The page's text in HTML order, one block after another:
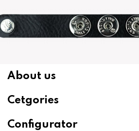
About us
Cetgories
Configurator